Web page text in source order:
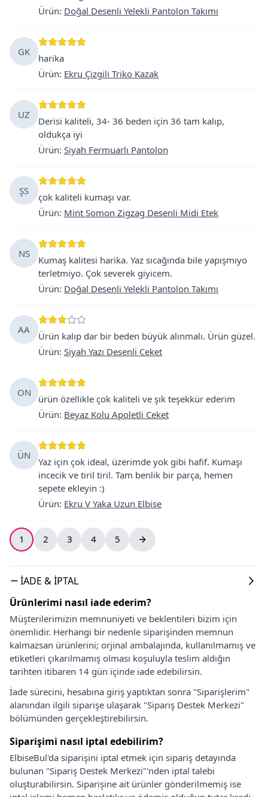
Ürün: Doğal Desenli Yelekli Pantolon Takımı
GK
harika
Ürün: Ekru Çizgili Triko Kazak
UZ
Derisi kaliteli, 34- 36 beden için 36 tam kalıp,
oldukça iyi
Ürün: Siyah Fermuarlı Pantolon
ŞS
çok kaliteli kumaşı var.
Ürün: Mint Somon Zigzag Desenli Midi Etek
NS
Kumaş kalitesi harika. Yaz sıcağında bile yapışmıyo
terletmiyo. Çok severek giyicem.
Ürün: Doğal Desenli Yelekli Pantolon Takımı
AA
Ürün kalıp dar bir beden büyük alınmalı. Ürün güzel.
Ürün: Siyah Yazı Desenli Ceket
ON
ürün özellikle çok kaliteli ve şık teşekkür ederim
Ürün: Beyaz Kolu Apoletli Ceket
ÜN
Yaz için çok ideal, üzerimde yok gibi hafif. Kumaşı
incecik ve tiril tiril. Tam benlik bir parça, hemen
sepete ekleyin :)
Ürün: Ekru V Yaka Uzun Elbise
1 2 3 4 5
İADE & İPTAL
Ürünlerimi nasıl iade ederim?
Müşterilerimizin memnuniyeti ve beklentileri bizim için
önemlidir. Herhangi bir nedenle siparişinden memnun
kalmazsan ürünlerini; orjinal ambalajında, kullanılmamış ve
etiketleri çıkarılmamış olması koşuluyla teslim aldığın
tarihten itibaren 14 gün içinde iade edebilirsin.
İade sürecini, hesabına giriş yaptıktan sonra "Siparişlerim"
alanından ilgili siparişe ulaşarak "Sipariş Destek Merkezi"
bölümünden gerçekleştirebilirsin.
Siparişimi nasıl iptal edebilirim?
ElbiseBul'da siparişini iptal etmek için sipariş detayında
bulunan "Sipariş Destek Merkezi"'nden iptal talebi
oluşturabilirsin. Siparişine ait ürünler gönderilmemiş ise